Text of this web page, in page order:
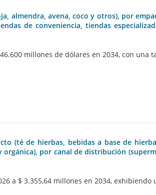
almendra, avena, coco y otros), por
de conveniencia, tiendas
millones de dólares en 2034, con una
(té de hierbas, bebidas a base de
por canal de distribución
a $ 3.355,64 millones en 2034, exhibiendo